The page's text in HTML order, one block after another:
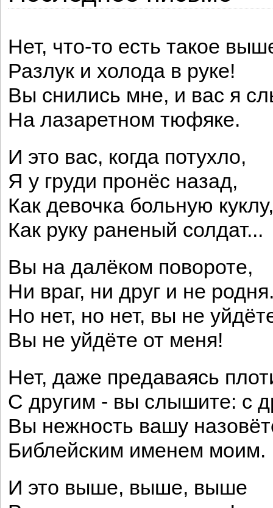
Нет, что-то есть такое
Разлук и холода в руке!
Вы снились мне, и вас я
На лазаретном тюфяке.
И это вас, когда потухло,
Я у груди пронёс назад,
Как девочка больную куклу,
Как руку раненый солдат...
Вы на далёком повороте,
Ни враг, ни друг и не
Но нет, но нет, вы не
Вы не уйдёте от меня!
Нет, даже предаваясь
С другим - вы слышите: с
Вы нежность вашу
Библейским именем моим.
И это выше, выше, выше